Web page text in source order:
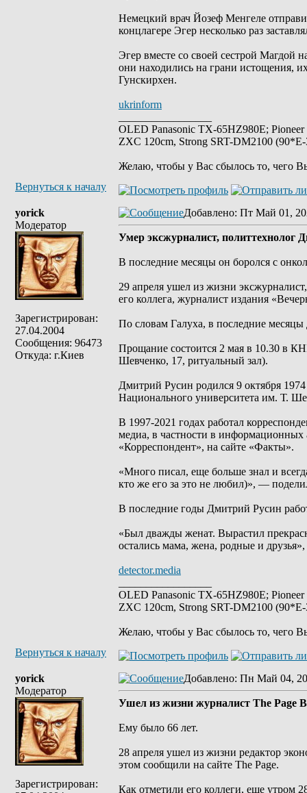
Немецкий врач Йозеф Менгеле
концлагере Эгер несколько раз
Эгер вместе со своей сестрой Магдой
они находились на грани истощения,
Гунскирхен.
ukrinform
OLED Panasonic TX-65HZ980E;
ZXC 120cm, Strong SRT-DM2100
Желаю, чтобы у Вас сбылось то, чего
Вернуться к началу
yorick
Модератор
Зарегистрирован:
27.04.2004
Сообщения: 96473
Откуда: г.Киев
Добавлено: Пт Май 01,
Умер эксжурналист, политтехнолог
В последние месяцы он боролся с
29 апреля ушел из жизни
его коллега, журналист издания
По словам Галуха, в последние
Прощание состоится 2 мая в 10.30 в
Шевченко, 17, ритуальный зал).
Дмитрий Русин родился 9 октября
Национального университета им. Т.
В 1997-2021 годах работал
медиа, в частности в
«Корреспондент», на сайте «Факты».
«Много писал, еще больше знал и
кто же его за это не любил)», —
В последние годы Дмитрий Русин
«Был дважды женат. Вырастил
остались мама, жена, родные и
detector.media
OLED Panasonic TX-65HZ980E;
ZXC 120cm, Strong SRT-DM2100
Желаю, чтобы у Вас сбылось то, чего
Вернуться к началу
yorick
Модератор
Зарегистрирован:
Добавлено: Пн Май 04,
Ушел из жизни журналист The Page
Ему было 66 лет.
28 апреля ушел из жизни редактор
этом сообщили на сайте The Page.
Как отметили его коллеги, еще утром